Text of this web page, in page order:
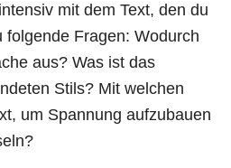
mit dem Text, den du
folgende Fragen: Wodurch
aus? Was ist das
Stils? Mit welchen
um Spannung aufzubauen